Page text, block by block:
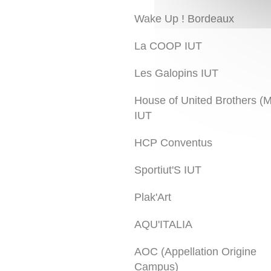
Wake Up ! Bordeaux
La COOP IUT
Les Galopins IUT
House of United Brothers
IUT
HCP Conventus
Sportiut'S IUT
Plak'Art
AQU'ITALIA
AOC (Appellation Origine
Campus)